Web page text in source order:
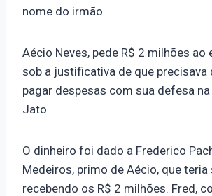
nome do irmão.
Aécio Neves, pede R$ 2 milhões ao
sob a justificativa de que precisava
pagar despesas com sua defesa na
Jato.
O dinheiro foi dado a Frederico
Medeiros, primo de Aécio, que
recebendo os R$ 2 milhões. Fred,